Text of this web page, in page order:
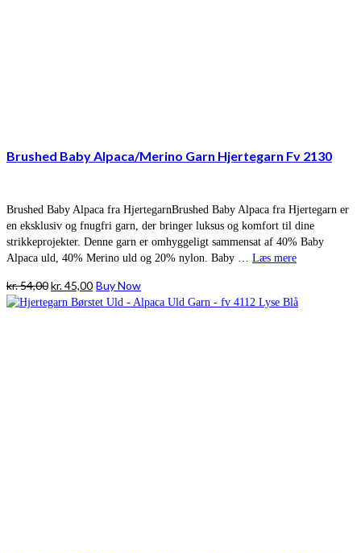
Brushed Baby Alpaca/Merino Garn Hjertegarn Fv 2130
Brushed Baby Alpaca fra HjertegarnBrushed Baby Alpaca fra Hjertegarn er
en eksklusiv og fnugfri garn, der bringer luksus og komfort til dine
strikkeprojekter. Denne garn er omhyggeligt sammensat af 40% Baby
Alpaca uld, 40% Merino uld og 20% nylon. Baby … Læs mere
kr.54,00Den
oprindelige
kr.45,00Den
aktuelle
Buy Now